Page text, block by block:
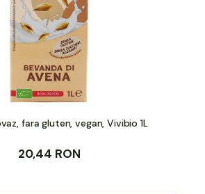
fara gluten, vegan, Vivibio 1L
20,44 RON